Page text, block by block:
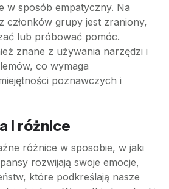
w sposób empatyczny. Na
członków grupy jest zraniony,
lub próbować pomóc.
znane z używania narzędzi i
co wymaga
poznawczych i
i różnice
różnice w sposobie, w jaki
rozwijają swoje emocje,
które podkreślają nasze